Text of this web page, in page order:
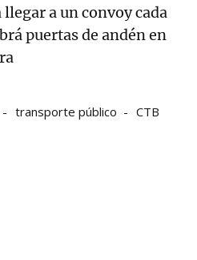
a un convoy cada
puertas de andén en
transporte público CTB